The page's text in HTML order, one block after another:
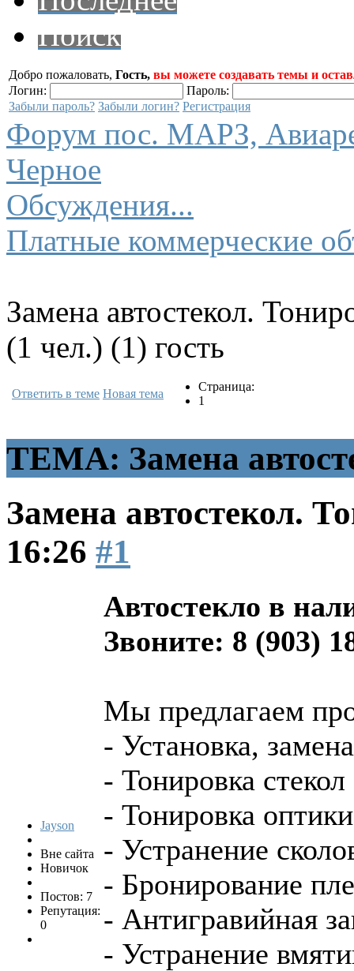
Поиск
Добро пожаловать, Гость, вы можете создавать темы и
Логин:
Пароль:
Забыли пароль? Забыли логин? Регистрация
Форум пос. МАРЗ,
Черное
Обсуждения...
Платные коммерческие
Замена автостекол.
(1 чел.) (1) гость
Ответить в теме Новая тема
Страница:
1
ТЕМА: Замена
Замена автостекол.
16:26 #1
Jayson
Вне сайта
Новичок
Постов: 7
Репутация:
0
Автостекло в
Звоните: 8 (903)
Мы предлагаем
- Установка,
- Тонировка
- Тонировка оптики
- Устранение
- Бронирование
- Антигравийная
- Устранение